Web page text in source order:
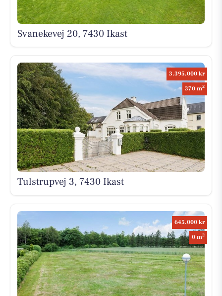
Svanekevej 20, 7430 Ikast
3.395.000 kr
370 m2
Tulstrupvej 3, 7430 Ikast
645.000 kr
0 m2